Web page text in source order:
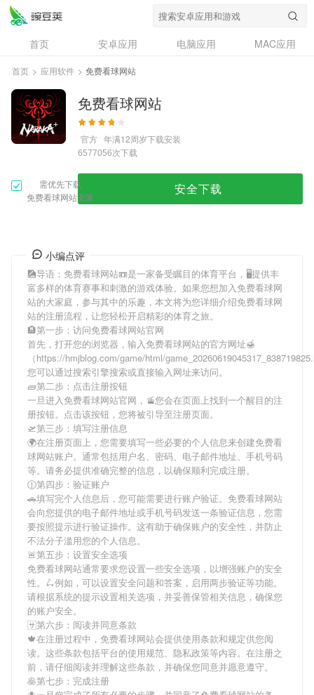
首页 安卓应用 电脑应用
MAC应用
资讯
专题
问答
首页 > 应用软件 > 免费看球网站
免费看球网站
官方 年满12周岁下载安装
6577056次下载
需优先下载
免费看球网站安装
安全下载
小编点评
🎑导语： 免费看球网站📼是一家备受瞩目的体育平台，🖥提供丰
富多样的体育赛事和刺激的游戏体验。如果您想加入免费看球网
站的大家庭，参与其中的乐趣，本文将为您详细介绍免费看球网
站的注册流程，让您轻松开启精彩的体育之旅。
🏨第一步：访问免费看球网站官网
首先，打开您的浏览器，输入免费看球网站的官方网址🍯
（https://hmjblog.com/game/html/
您可以通过搜索引擎搜索或直接输入网址来访问。
🧱第二步：点击注册按钮
一旦进入免费看球网站官网，🚡您会在页面上找到一个醒目的注
册按钮。点击该按钮，您将被引导至注册页面。
🛫第三步：填写注册信息
🌍在注册页面上，您需要填写一些必要的个人信息来创建免费看
球网站账户。通常包括用户名、密码、电子邮件地址、手机号码
等。请务必提供准确完整的信息，以确保顺利完成注册。
🕧第四步：验证账户
🚗填写完个人信息后，您可能需要进行账户验证。 免费看球网站
会向您提供的电子邮件地址或手机号码发送一条验证信息，您需
要按照提示进行验证操作。这有助于确保账户的安全性，并防止
不法分子滥用您的个人信息。
🚨第五步：设置安全选项
免费看球网站通常要求您设置一些安全选项，以增强账户的安全
性。🛴例如，可以设置安全问题和答案，启用两步验证等功能。
请根据系统的提示设置相关选项，并妥善保管相关信息，确保您
的账户安全。
🈂第六步：阅读并同意条款
🍁在注册过程中， 免费看球网站会提供使用条款和规定供您阅
读。这些条款包括平台的使用规范、隐私政策等内容。在注册之
前，请仔细阅读并理解这些条款，并确保您同意并愿意遵守。
🥞第七步：完成注册